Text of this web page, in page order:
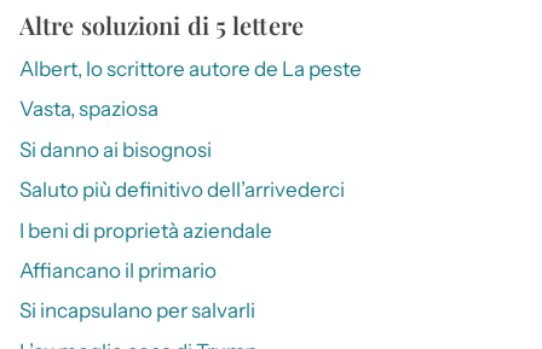
Altre soluzioni di 5 lettere
Albert, lo scrittore autore de La peste
Vasta, spaziosa
Si danno ai bisognosi
Saluto più definitivo dell’arrivederci
I beni di proprietà aziendale
Affiancano il primario
Si incapsulano per salvarli